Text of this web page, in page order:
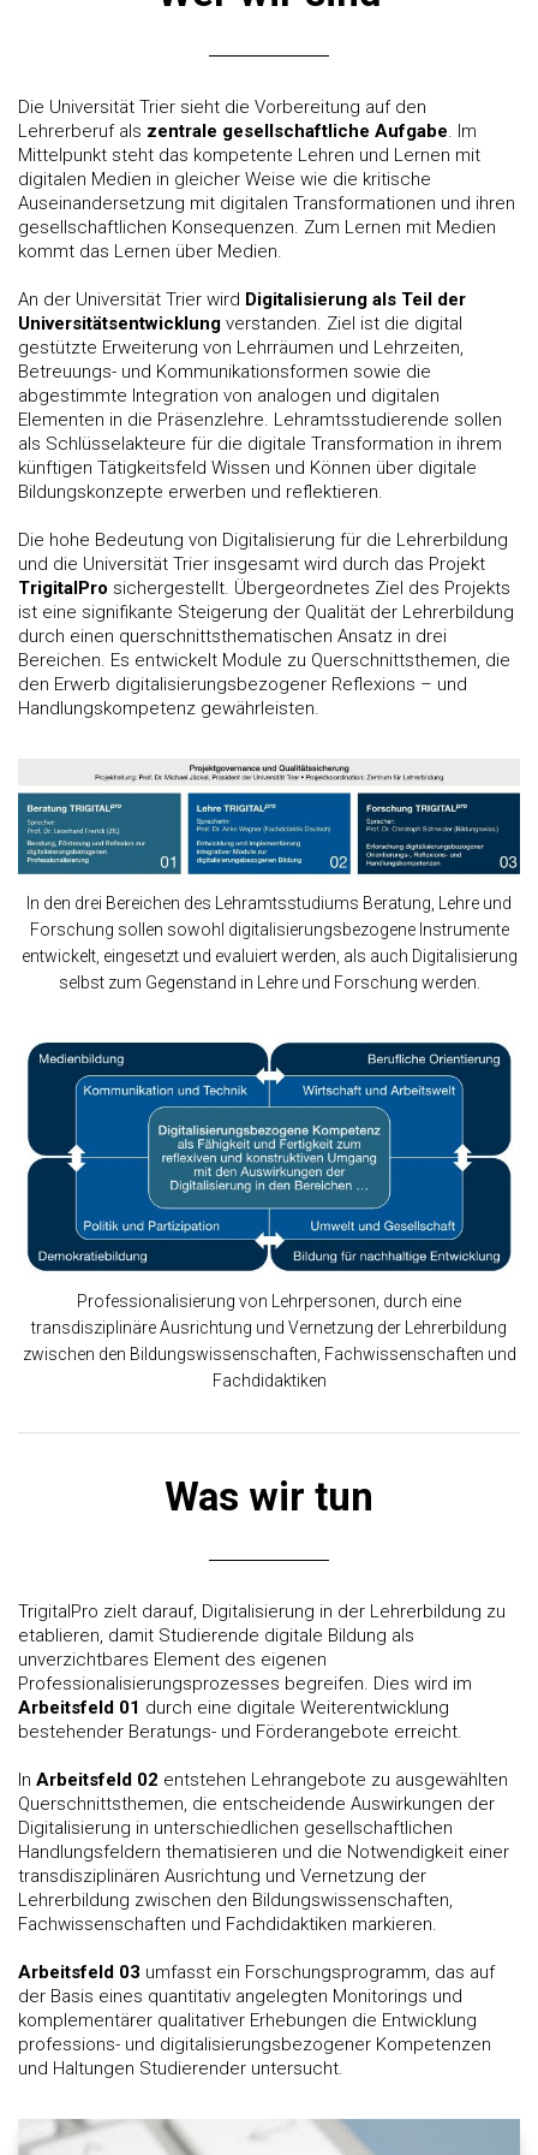
Die Universität Trier sieht die Vorbereitung auf den
Lehrerberuf als zentrale gesellschaftliche Aufgabe. Im
Mittelpunkt steht das kompetente Lehren und Lernen mit
digitalen Medien in gleicher Weise wie die kritische
Auseinandersetzung mit digitalen Transformationen und ihren
gesellschaftlichen Konsequenzen. Zum Lernen mit Medien
kommt das Lernen über Medien.
An der Universität Trier wird Digitalisierung als Teil der
Universitätsentwicklung verstanden. Ziel ist die digital
gestützte Erweiterung von Lehrräumen und Lehrzeiten,
Betreuungs- und Kommunikationsformen sowie die
abgestimmte Integration von analogen und digitalen
Elementen in die Präsenzlehre. Lehramtsstudierende sollen
als Schlüsselakteure für die digitale Transformation in ihrem
künftigen Tätigkeitsfeld Wissen und Können über digitale
Bildungskonzepte erwerben und reflektieren.
Die hohe Bedeutung von Digitalisierung für die Lehrerbildung
und die Universität Trier insgesamt wird durch das Projekt
TrigitalPro sichergestellt. Übergeordnetes Ziel des Projekts
ist eine signifikante Steigerung der Qualität der Lehrerbildung
durch einen querschnittsthematischen Ansatz in drei
Bereichen. Es entwickelt Module zu Querschnittsthemen, die
den Erwerb digitalisierungsbezogener Reflexions – und
Handlungskompetenz gewährleisten.
In den drei Bereichen des Lehramtsstudiums Beratung, Lehre und
Forschung sollen sowohl digitalisierungsbezogene Instrumente
entwickelt, eingesetzt und evaluiert werden, als auch Digitalisierung
selbst zum Gegenstand in Lehre und Forschung werden.
Professionalisierung von Lehrpersonen, durch eine
transdisziplinäre Ausrichtung und Vernetzung der Lehrerbildung
zwischen den Bildungswissenschaften, Fachwissenschaften und
Fachdidaktiken
Was wir tun
TrigitalPro zielt darauf, Digitalisierung in der Lehrerbildung zu
etablieren, damit Studierende digitale Bildung als
unverzichtbares Element des eigenen
Professionalisierungsprozesses begreifen. Dies wird im
Arbeitsfeld 01 durch eine digitale Weiterentwicklung
bestehender Beratungs- und Förderangebote erreicht.
In Arbeitsfeld 02 entstehen Lehrangebote zu ausgewählten
Querschnittsthemen, die entscheidende Auswirkungen der
Digitalisierung in unterschiedlichen gesellschaftlichen
Handlungsfeldern thematisieren und die Notwendigkeit einer
transdisziplinären Ausrichtung und Vernetzung der
Lehrerbildung zwischen den Bildungswissenschaften,
Fachwissenschaften und Fachdidaktiken markieren.
Arbeitsfeld 03 umfasst ein Forschungsprogramm, das auf
der Basis eines quantitativ angelegten Monitorings und
komplementärer qualitativer Erhebungen die Entwicklung
professions- und digitalisierungsbezogener Kompetenzen
und Haltungen Studierender untersucht.